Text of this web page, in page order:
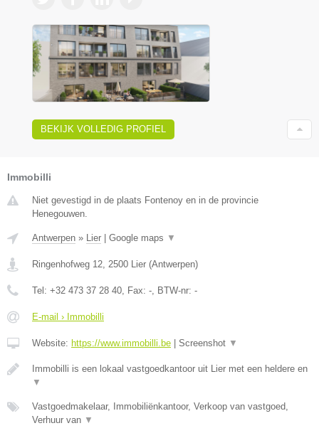
BEKIJK VOLLEDIG PROFIEL
Immobilli
Niet gevestigd in de plaats Fontenoy en in de provincie
Henegouwen.
Antwerpen » Lier Google maps ▼
Ringenhofweg 12, 2500 Lier (Antwerpen)
Tel: +32 473 37 28 40, Fax: -, BTW-nr: -
E-mail › Immobilli
Website: https://www.immobilli.be Screenshot ▼
Immobilli is een lokaal vastgoedkantoor uit Lier met een heldere en
▼
Vastgoedmakelaar, Immobiliënkantoor, Verkoop van vastgoed,
Verhuur van ▼